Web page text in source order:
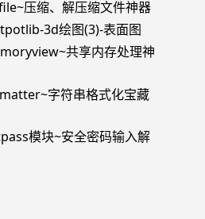
压缩、解压缩文件神器
3d绘图(3)-表面图
共享内存处理神
字符串格式化宝藏
模块~安全密码输入解